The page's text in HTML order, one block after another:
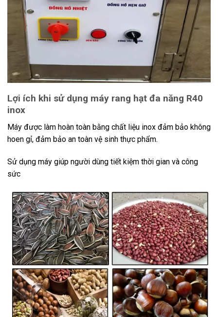
Lợi ích khi sử dụng máy rang hạt đa năng R40
inox
Máy được làm hoàn toàn bằng chất liệu inox đảm bảo không
hoen gỉ, đảm bảo an toàn vệ sinh thực phẩm.
Sử dụng máy giúp người dùng tiết kiệm thời gian và công
sức